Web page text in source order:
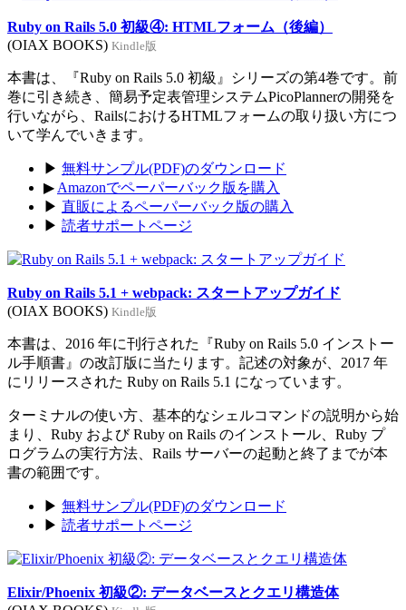
Ruby on Rails 5.0 初級④: HTMLフォーム（後編）
(OIAX BOOKS) Kindle版
本書は、『Ruby on Rails 5.0 初級』シリーズの第4巻です。前
巻に引き続き、簡易予定表管理システムPicoPlannerの開発を
行いながら、RailsにおけるHTMLフォームの取り扱い方につ
いて学んでいきます。
▶ 無料サンプル(PDF)のダウンロード
▶ Amazonでペーパーバック版を購入
▶ 直販によるペーパーバック版の購入
▶ 読者サポートページ
Ruby on Rails 5.1 + webpack: スタートアップガイド
(OIAX BOOKS) Kindle版
本書は、2016 年に刊行された『Ruby on Rails 5.0 インストー
ル手順書』の改訂版に当たります。記述の対象が、2017 年
にリリースされた Ruby on Rails 5.1 になっています。
ターミナルの使い方、基本的なシェルコマンドの説明から始
まり、Ruby および Ruby on Rails のインストール、Ruby プ
ログラムの実行方法、Rails サーバーの起動と終了までが本
書の範囲です。
▶ 無料サンプル(PDF)のダウンロード
▶ 読者サポートページ
Elixir/Phoenix 初級②: データベースとクエリ構造体